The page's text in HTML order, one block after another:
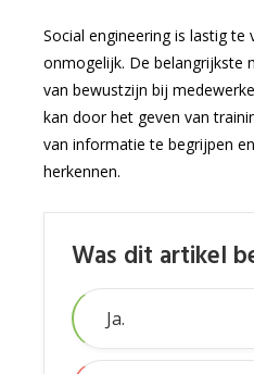
Social engineering is lastig
onmogelijk. De belangrijkste
van bewustzijn bij
kan door het geven van
van informatie te begrijpen
herkennen.
Was dit artikel
Ja.